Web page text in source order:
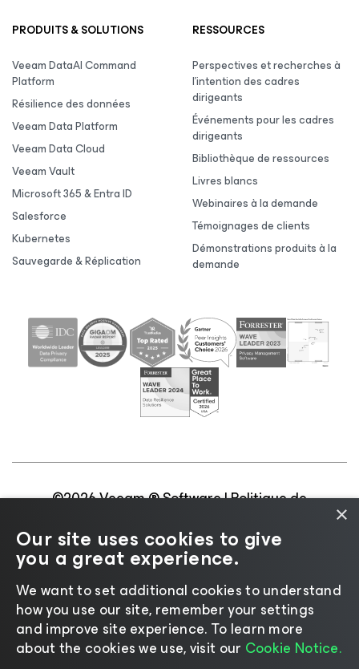
PRODUITS & SOLUTIONS
Veeam DataAI Command
Platform
Résilience des données
Veeam Data Platform
Veeam Data Cloud
Veeam Vault
Microsoft 365 & Entra ID
Salesforce
Kubernetes
Sauvegarde & Réplication
RESSOURCES
Perspectives et recherches à
l’intention des cadres
dirigeants
Événements pour les cadres
dirigeants
Bibliothèque de ressources
Livres blancs
Webinaires à la demande
Témoignages de clients
Démonstrations produits à la
demande
©2026 Veeam ® Software |Politique de
|
Secteur juridique|Politique de licences
Ressources pour les fournisseurs
Changer de langue
×
Our site uses cookies to give
you a great experience.
We want to set additional cookies to understand
how you use our site, remember your settings
and improve site experience. ​To learn more
about the cookies we use, visit our Cookie Notice.